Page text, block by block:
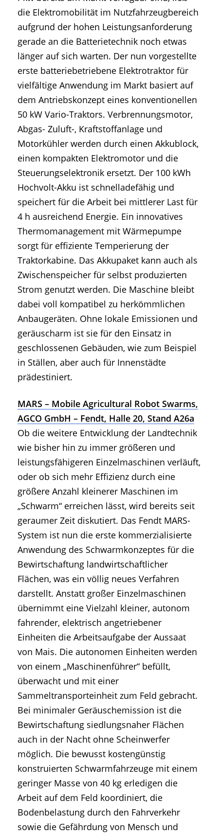
die Elektromobilität im Nutzfahrzeugbereich
aufgrund der hohen Leistungsanforderung
gerade an die Batterietechnik noch etwas
länger auf sich warten. Der nun vorgestellte
erste batteriebetriebene Elektrotraktor für
vielfältige Anwendung im Markt basiert auf
dem Antriebskonzept eines konventionellen
50 kW Vario-Traktors. Verbrennungsmotor,
Abgas- Zuluft-, Kraftstoffanlage und
Motorkühler werden durch einen Akkublock,
einen kompakten Elektromotor und die
Steuerungselektronik ersetzt. Der 100 kWh
Hochvolt-Akku ist schnelladefähig und
speichert für die Arbeit bei mittlerer Last für
4 h ausreichend Energie. Ein innovatives
Thermomanagement mit Wärmepumpe
sorgt für effiziente Temperierung der
Traktorkabine. Das Akkupaket kann auch als
Zwischenspeicher für selbst produzierten
Strom genutzt werden. Die Maschine bleibt
dabei voll kompatibel zu herkömmlichen
Anbaugeräten. Ohne lokale Emissionen und
geräuscharm ist sie für den Einsatz in
geschlossenen Gebäuden, wie zum Beispiel
in Ställen, aber auch für Innenstädte
prädestiniert.
MARS – Mobile Agricultural Robot Swarms,
AGCO GmbH – Fendt, Halle 20, Stand A26a
Ob die weitere Entwicklung der Landtechnik
wie bisher hin zu immer größeren und
leistungsfähigeren Einzelmaschinen verläuft,
oder ob sich mehr Effizienz durch eine
größere Anzahl kleinerer Maschinen im
„Schwarm“ erreichen lässt, wird bereits seit
geraumer Zeit diskutiert. Das Fendt MARS-
System ist nun die erste kommerzialisierte
Anwendung des Schwarmkonzeptes für die
Bewirtschaftung landwirtschaftlicher
Flächen, was ein völlig neues Verfahren
darstellt. Anstatt großer Einzelmaschinen
übernimmt eine Vielzahl kleiner, autonom
fahrender, elektrisch angetriebener
Einheiten die Arbeitsaufgabe der Aussaat
von Mais. Die autonomen Einheiten werden
von einem „Maschinenführer“ befüllt,
überwacht und mit einer
Sammeltransporteinheit zum Feld gebracht.
Bei minimaler Geräuschemission ist die
Bewirtschaftung siedlungsnaher Flächen
auch in der Nacht ohne Scheinwerfer
möglich. Die bewusst kostengünstig
konstruierten Schwarmfahrzeuge mit einem
geringer Masse von 40 kg erledigen die
Arbeit auf dem Feld koordiniert, die
Bodenbelastung durch den Fahrverkehr
sowie die Gefährdung von Mensch und